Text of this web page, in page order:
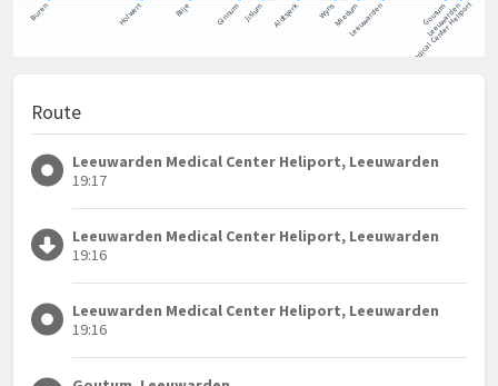
Route
Leeuwarden Medical Center Heliport, Leeuwarden
19:17
Leeuwarden Medical Center Heliport, Leeuwarden
19:16
Leeuwarden Medical Center Heliport, Leeuwarden
19:16